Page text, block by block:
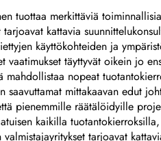
painatus
tuottaa merkittäviä
kattavia
käyttökohteiden ja
vaatimukset täyttyvät oikein jo
nopeat
saavuttamat mittakaavan edut
pienemmille räätälöidyille
kaikilla
tarjoavat